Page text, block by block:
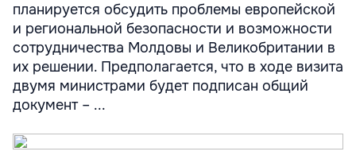
планируется обсудить проблемы европейской
и региональной безопасности и возможности
сотрудничества Молдовы и Великобритании в
их решении. Предполагается, что в ходе визита
двумя министрами будет подписан общий
документ – ...